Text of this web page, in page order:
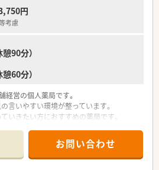
円
考慮
憩90分）
憩60分）
営の個人薬局です。
言いやすい環境が整っています。
いきたい方におすすめの薬局です。
お問い合わせ